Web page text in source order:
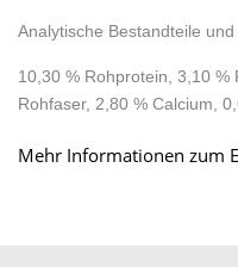
Analytische Bestandteile
10,30 % Rohprotein, 3,10 %
Rohfaser, 2,80 % Calcium,
Mehr Informationen zum